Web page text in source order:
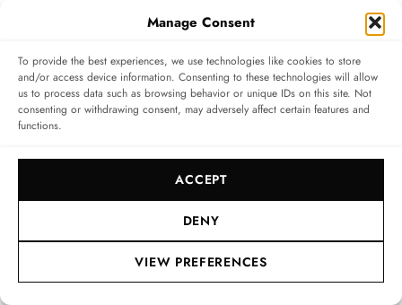
Manage Consent
To provide the best experiences, we use technologies like cookies to store
and/or access device information. Consenting to these technologies will allow
us to process data such as browsing behavior or unique IDs on this site. Not
consenting or withdrawing consent, may adversely affect certain features and
functions.
ACCEPT
DENY
VIEW PREFERENCES
Nächster Artikel